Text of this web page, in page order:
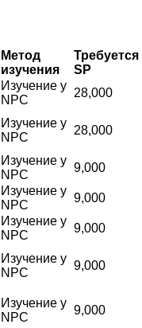
Метод
изучения
Требуется
SP
Изучение у
NPC
28,000
Изучение у
NPC
28,000
Изучение у
NPC
9,000
Изучение у
NPC
9,000
Изучение у
NPC
9,000
Изучение у
NPC
9,000
Изучение у
NPC
9,000